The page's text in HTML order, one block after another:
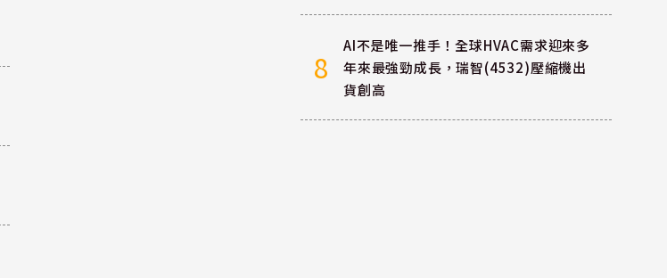
8
AI不是唯一推手！全球HVAC需求迎來多
年來最強勁成長，瑞智(4532)壓縮機出
貨創高